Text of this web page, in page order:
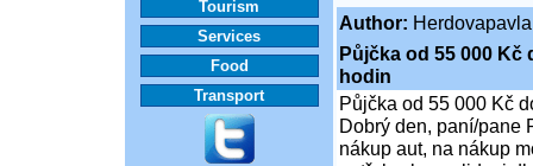
Tourism
Services
Food
Transport
Author: Herdovapavla
Půjčka od 55 000 Kč
hodin
Půjčka od 55 000 Kč
Dobrý den, paní/pane
nákup aut, na nákup